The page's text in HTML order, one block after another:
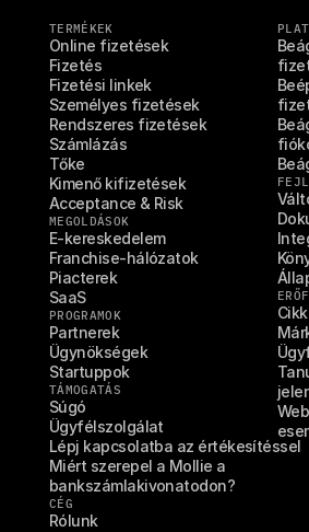
TERMÉKEK
Online fizetések
Fizetés
Fizetési linkek
Személyes fizetések
Rendszeres fizetések
Számlázás
Tőke
Kimenő kifizetések
Acceptance & Risk
MEGOLDÁSOK
E-kereskedelem
Franchise-hálózatok
Piacterek
SaaS
PROGRAMOK
Partnerek
Ügynökségek
Startuppok
TÁMOGATÁS
Súgó
Ügyfélszolgálat
Lépj kapcsolatba az értékesítéssel
Miért szerepel a Mollie a
bankszámlakivonatodon?
CÉG
Rólunk